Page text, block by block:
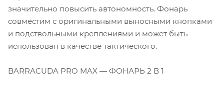
значительно повысить автономность. Фонарь
совместим с оригинальными выносными кнопками
и подствольными креплениями и может быть
использован в качестве тактического.
BARRACUDA PRO MAX — ФОНАРЬ 2 В 1